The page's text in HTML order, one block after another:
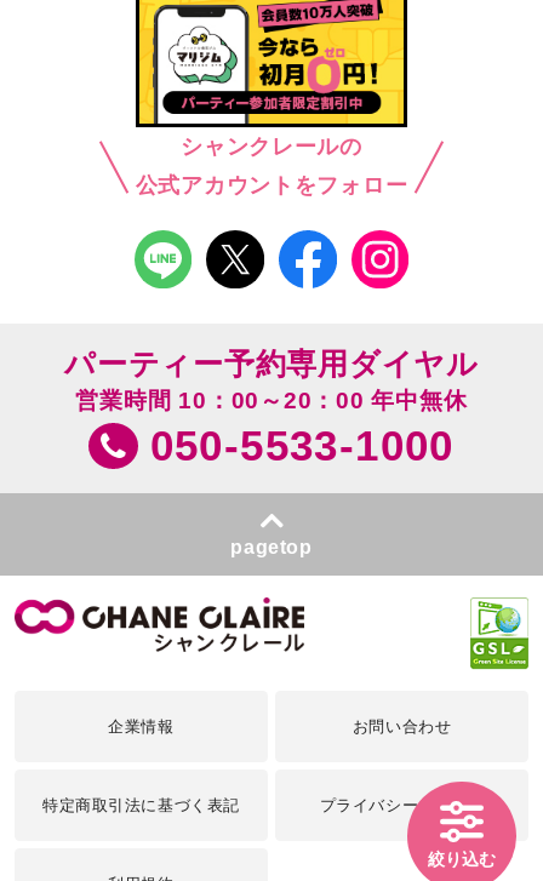
シャンクレールの
公式アカウントをフォロー
絞り込む
パーティー予約専用ダイヤル
営業時間 10：00～20：00 年中無休
050-5533-1000
pagetop
企業情報 お問い合わせ
特定商取引法に基づく表記 プライバシーポリシー